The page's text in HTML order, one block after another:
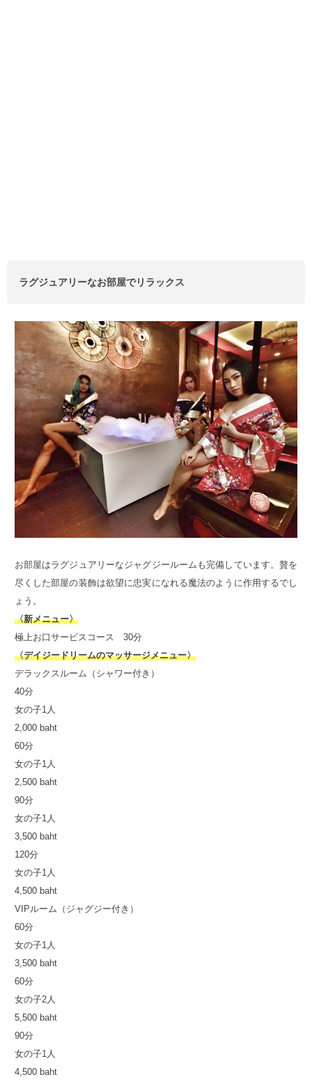
ラグジュアリーなお部屋でリラックス
お部屋はラグジュアリーなジャグジールームも完備しています。贅を
尽くした部屋の装飾は欲望に忠実になれる魔法のように作用するでし
ょう。
〈新メニュー〉
極上お口サービスコース 30分
〈デイジードリームのマッサージメニュー〉
デラックスルーム（シャワー付き）
40分
女の子1人
2,000 baht
60分
女の子1人
2,500 baht
90分
女の子1人
3,500 baht
120分
女の子1人
4,500 baht
VIPルーム（ジャグジー付き）
60分
女の子1人
3,500 baht
60分
女の子2人
5,500 baht
90分
女の子1人
4,500 baht